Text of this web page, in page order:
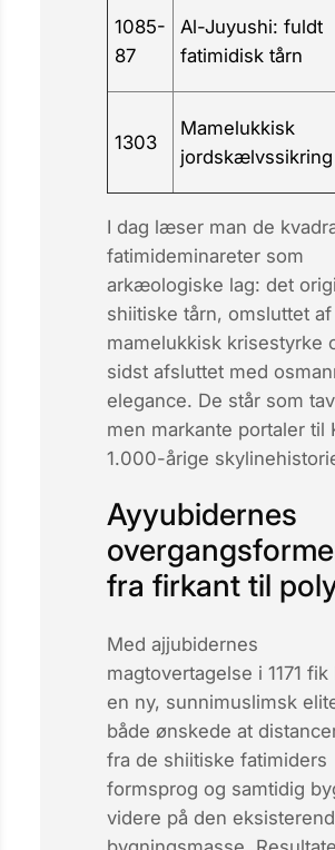
1085-
87
Al-Juyushi: fuldt
fatimidisk tårn
1303
Mamelukkisk
jordskælvssikring
I dag læser man de
fatimide­minareter som
arkæologiske lag: det
shiitiske tårn, omsluttet af
mamelukkisk krisestyrke
sidst afsluttet med
elegance. De står som
men markante portaler til
1.000-årige
Ayyubidernes
fra firkant til
Med ajjubidernes
magtovertagelse i 1171 fik
en ny, sunnimuslimsk
både ønskede at
fra de shiitiske fatimiders
formsprog og samtidig
videre på den